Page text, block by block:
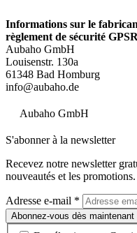
Informations sur le
règlement de sécurité
Aubaho GmbH
Louisenstr. 130a
61348 Bad Homburg
info@aubaho.de
Aubaho GmbH
S'abonner à la newsletter
Recevez notre newsletter
nouveautés et les promotions.
Adresse e-mail *
Abonnez-vous dès maintenant